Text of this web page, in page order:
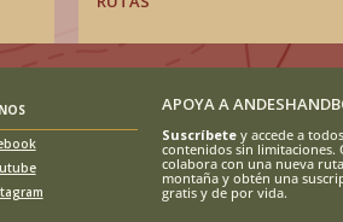
APOYA A
Suscríbetey accede a
contenidos sin limitaciones.
colabora con una nueva
montaña y obtén una
gratis y de por vida.